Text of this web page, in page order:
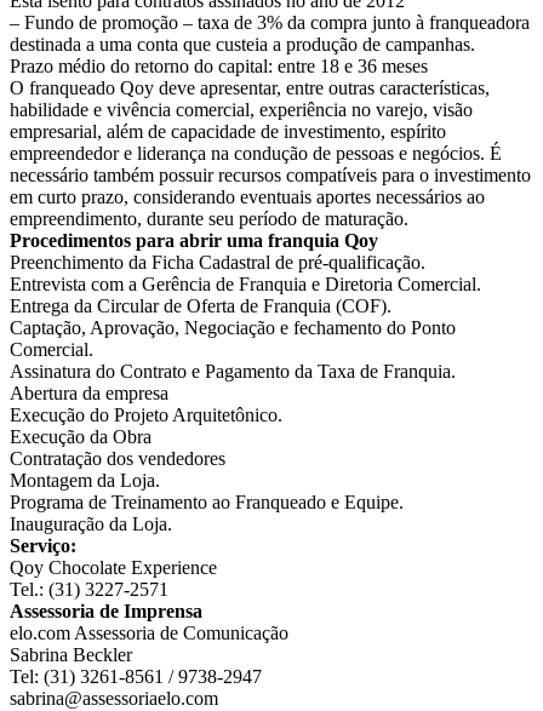
– Fundo de promoção – taxa de 3% da compra junto à franqueadora
destinada a uma conta que custeia a produção de campanhas.
Prazo médio do retorno do capital: entre 18 e 36 meses
O franqueado Qoy deve apresentar, entre outras características,
habilidade e vivência comercial, experiência no varejo, visão
empresarial, além de capacidade de investimento, espírito
empreendedor e liderança na condução de pessoas e negócios. É
necessário também possuir recursos compatíveis para o investimento
em curto prazo, considerando eventuais aportes necessários ao
empreendimento, durante seu período de maturação.
Procedimentos para abrir uma franquia Qoy
Preenchimento da Ficha Cadastral de pré-qualificação.
Entrevista com a Gerência de Franquia e Diretoria Comercial.
Entrega da Circular de Oferta de Franquia (COF).
Captação, Aprovação, Negociação e fechamento do Ponto
Comercial.
Assinatura do Contrato e Pagamento da Taxa de Franquia.
Abertura da empresa
Execução do Projeto Arquitetônico.
Execução da Obra
Contratação dos vendedores
Montagem da Loja.
Programa de Treinamento ao Franqueado e Equipe.
Inauguração da Loja.
Serviço:
Qoy Chocolate Experience
Tel.: (31) 3227-2571
Assessoria de Imprensa
elo.com Assessoria de Comunicação
Sabrina Beckler
Tel: (31) 3261-8561 / 9738-2947
sabrina@assessoriaelo.com